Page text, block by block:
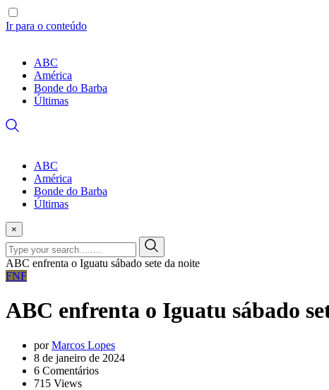
Ir para o conteúdo
ABC
América
Bonde do Barba
Últimas
ABC
América
Bonde do Barba
Últimas
×
ABC enfrenta o Iguatu sábado sete da noite
FNF
ABC enfrenta o Iguatu sábado
porMarcos Lopes
8 de janeiro de 2024
6 Comentários
715 Views